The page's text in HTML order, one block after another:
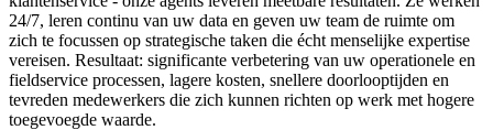
24/7, leren continu van uw data en geven uw team de ruimte om
zich te focussen op strategische taken die écht menselijke expertise
vereisen. Resultaat: significante verbetering van uw operationele en
fieldservice processen, lagere kosten, snellere doorlooptijden en
tevreden medewerkers die zich kunnen richten op werk met hogere
toegevoegde waarde.